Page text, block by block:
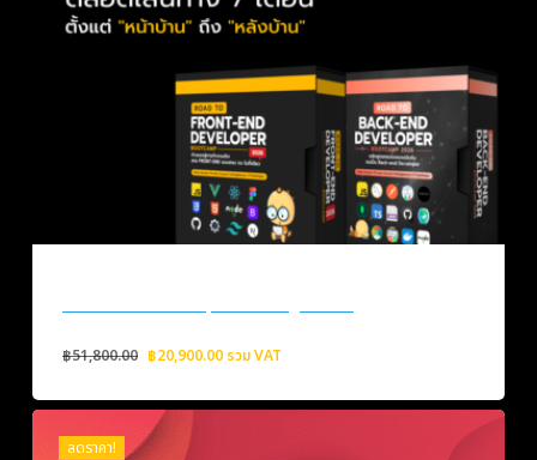
฿51,800.00 Original
was:
฿51,800.00.
฿20,900.00Current
is:
รวม VAT
ลดราคา!